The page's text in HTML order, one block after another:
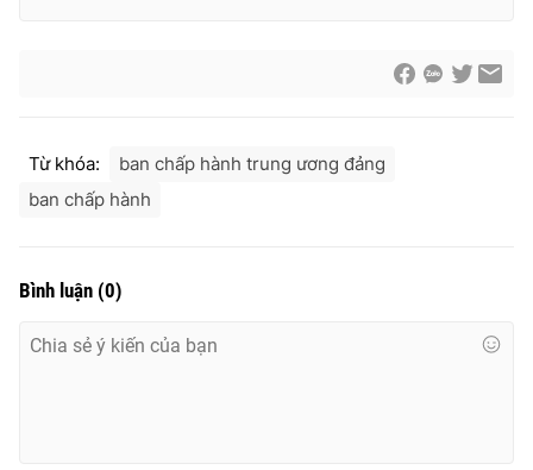
Từ khóa:
ban chấp hành trung ương đảng
ban chấp hành
Bình luận (0)